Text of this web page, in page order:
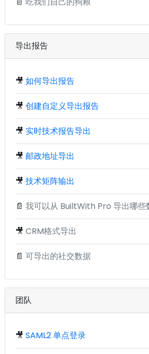
导出报告
🎥 如何导出报告
🎥 创建自定义导出报告
🎥 实时技术报告导出
🎥 邮政地址导出
🎥 技术矩阵输出
📄 我可以从 BuiltWith Pro 导出哪些
🎥 CRM格式导出
📄 可导出的社交数据
团队
🎥 SAML2 单点登录